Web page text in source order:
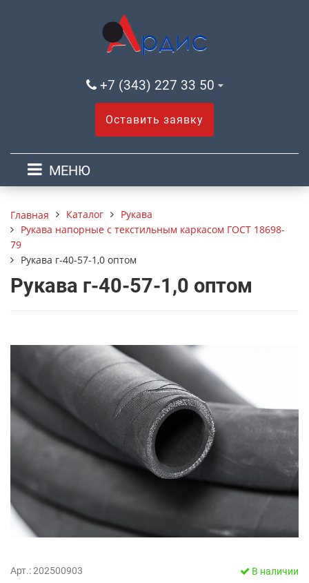
+7 (343) 227 33 50
Оставить заявку
МЕНЮ
Главная Каталог
Рукава
Рукава напорные с текстильным каркасом ГОСТ 18698-
79
Рукава г-40-57-1,0 оптом
Рукава г-40-57-1,0 оптом
Арт.: 202500903 В наличии